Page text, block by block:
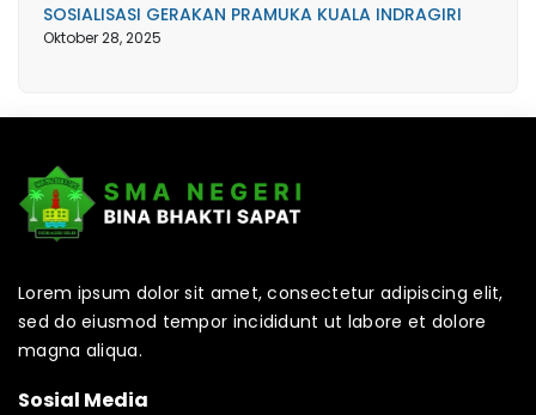
SOSIALISASI GERAKAN PRAMUKA KUALA INDRAGIRI
Oktober 28, 2025
Lorem ipsum dolor sit amet, consectetur adipiscing elit,
sed do eiusmod tempor incididunt ut labore et dolore
magna aliqua.
Sosial Media